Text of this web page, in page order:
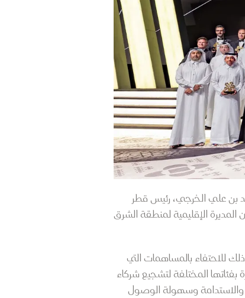
بن علي الخرجي، رئيس قطر
المديرة الإقليمية لمنطقة الشرق
للاحتفاء بالمساهمات التي
المختلفة لتشجيع شركاء
والاستدامة وسهولة الوصول